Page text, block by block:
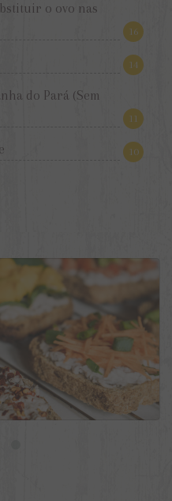
o ovo nas
16
14
do Pará (Sem
11
10